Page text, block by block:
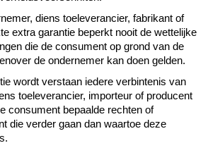
diens toeleverancier, fabrikant of
extra garantie beperkt nooit de wettelijke
die de consument op grond van de
de ondernemer kan doen gelden.
wordt verstaan iedere verbintenis van
toeleverancier, importeur of producent
consument bepaalde rechten of
die verder gaan dan waartoe deze